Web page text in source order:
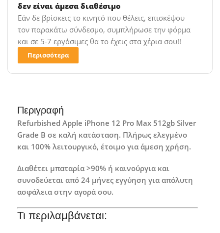
δεν είναι άμεσα διαθέσιμο
Εάν δε βρίσκεις το κινητό που θέλεις, επισκέψου
τον παρακάτω σύνδεσμο, συμπλήρωσε την φόρμα
και σε 5-7 εργάσιμες θα το έχεις στα χέρια σου!!
Περισσότερα
Περιγραφή
Refurbished Apple iPhone 12 Pro Max 512gb Silver
Grade B σε καλή κατάσταση. Πλήρως ελεγμένο
και 100% λειτουργικό, έτοιμο για άμεση χρήση.
Διαθέτει μπαταρία >90% ή καινούργια και
συνοδεύεται από 24 μήνες εγγύηση για απόλυτη
ασφάλεια στην αγορά σου.
Τι περιλαμβάνεται: